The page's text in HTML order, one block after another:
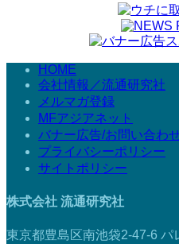
HOME
会社情報／流通研究社
メルマガ登録
MFアジアネット
バナー広告/お問い合わ
プライバシーポリシー
サイトポリシー
株式会社 流通研究社
東京都豊島区南池袋2-47-6 パ